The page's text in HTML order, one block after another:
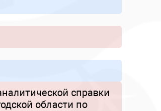
справки
области по